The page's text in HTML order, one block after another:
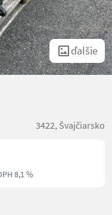
ďalšie
3422, Švajčiarsko
8,1 %